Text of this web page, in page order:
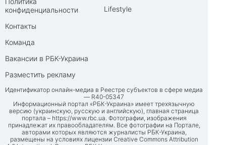
конфиденциальности
Контакты
Команда
Вакансии в РБК-Украина
Разместить рекламу
Lifestyle
Идентификатор онлайн-медиа в Реестре субъектов в сфере медиа
— R40-05347
Информационный портал «РБК-Украина» имеет трехязычную
версию (украинскую, русскую и английскую), главная страница
портала – https://www.rbc.ua. Фотографии, изображения
принадлежат их правообладателям. Все фотографии на Портале,
авторами которых являются журналисты РБК-Украина,
размещены на условиях лицензии Creative Commons Attribution